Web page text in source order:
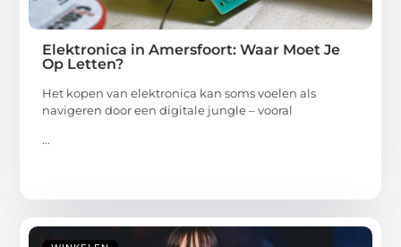
Elektronica in Amersfoort: Waar Moet Je
Op Letten?
Het kopen van elektronica kan soms voelen als
navigeren door een digitale jungle – vooral
...